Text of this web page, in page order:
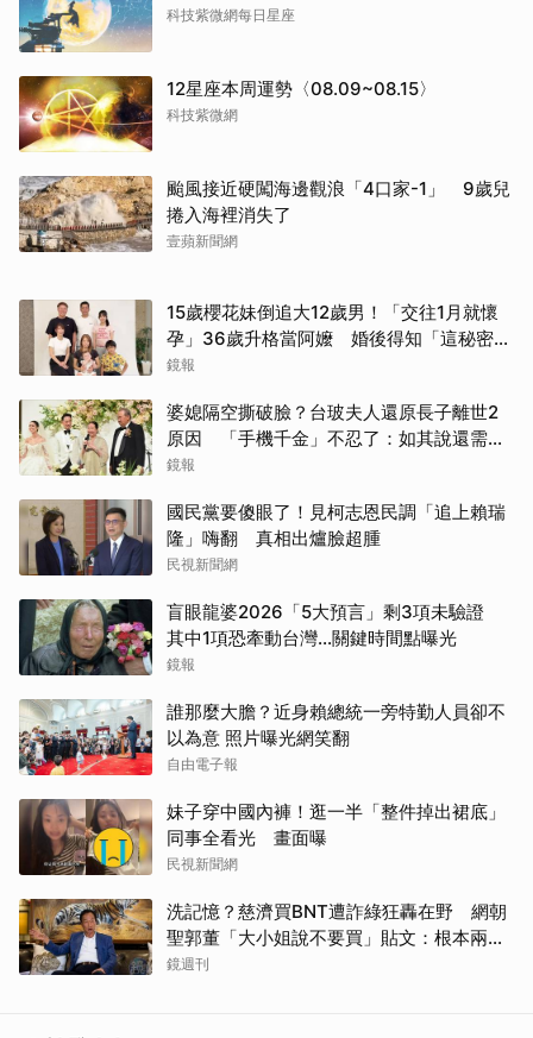
科技紫微網每日星座
12星座本周運勢〈08.09~08.15〉
科技紫微網
颱風接近硬闖海邊觀浪「4口家-1」 9歲兒
捲入海裡消失了
壹蘋新聞網
15歲櫻花妹倒追大12歲男！「交往1月就懷
孕」36歲升格當阿嬤 婚後得知「這秘密」
傻眼了
鏡報
婆媳隔空撕破臉？台玻夫人還原長子離世2
原因 「手機千金」不忍了：如其說還需要
離開嗎？
鏡報
國民黨要傻眼了！見柯志恩民調「追上賴瑞
隆」嗨翻 真相出爐臉超腫
民視新聞網
盲眼龍婆2026「5大預言」剩3項未驗證
其中1項恐牽動台灣...關鍵時間點曝光
鏡報
誰那麼大膽？近身賴總統一旁特勤人員卻不
以為意 照片曝光網笑翻
自由電子報
妹子穿中國內褲！逛一半「整件掉出裙底」
同事全看光 畫面曝
民視新聞網
洗記憶？慈濟買BNT遭詐綠狂轟在野 網朝
聖郭董「大小姐說不要買」貼文：根本兩碼
事
鏡週刊